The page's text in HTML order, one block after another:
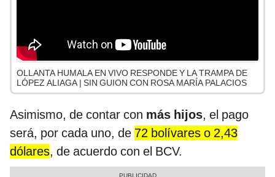
OLLANTA HUMALA EN VIVO RESPONDE Y LA TRAMPA DE
LÓPEZ ALIAGA | SIN GUION CON ROSA MARÍA PALACIOS
Asimismo, de contar con más hijos, el pago
será, por cada uno, de 72 bolívares o 2,43
dólares, de acuerdo con el BCV.